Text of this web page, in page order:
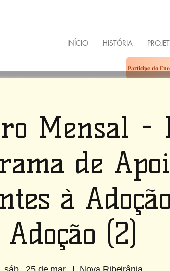
INÍCIO HISTÓRIA
Participe do
Mensal -
de
à
Adoção (2)
sáb., 25 de mar. Nova Ribeirânia